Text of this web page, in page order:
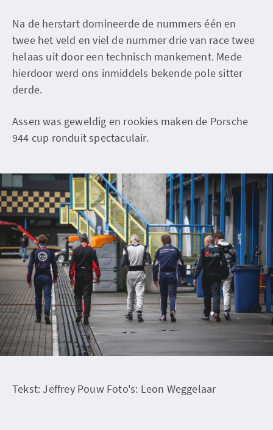
Na de herstart domineerde de nummers één en
twee het veld en viel de nummer drie van race twee
helaas uit door een technisch mankement. Mede
hierdoor werd ons inmiddels bekende pole sitter
derde.
Assen was geweldig en rookies maken de Porsche
944 cup ronduit spectaculair.
Tekst: Jeffrey Pouw Foto's: Leon Weggelaar